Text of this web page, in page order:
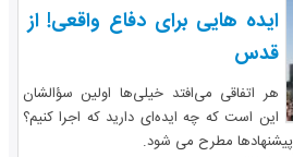
ایده هایی برای دفاع واقعی! از
قدس
هر اتفاقی می‌افتد خیلی‌ها اولین سؤالشان
این است که چه ایده‌ای دارید که اجرا کنیم؟
مطرح می شود.